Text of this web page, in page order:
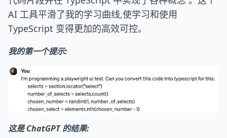
AI 工具平滑了我的学习曲线,使学习和使用
TypeScript 变得更加的高效可控。
我的第一个提示:
这是 ChatGPT 的结果: